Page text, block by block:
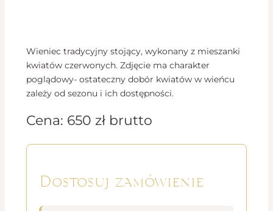
Wieniec tradycyjny stojący, wykonany z mieszanki
kwiatów czerwonych. Zdjęcie ma charakter
poglądowy- ostateczny dobór kwiatów w wieńcu
zależy od sezonu i ich dostępności.
Cena: 650 zł brutto
Dostosuj zamówienie